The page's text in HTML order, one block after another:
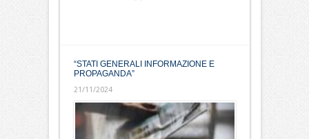
“STATI GENERALI INFORMAZIONE E
PROPAGANDA”
21/11/2024